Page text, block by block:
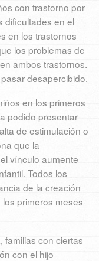
con trastorno por
dificultades en el
en los trastornos
los problemas de
ambos trastornos.
desapercibido.
en los primeros
podido presentar
de estimulación o
que la
vínculo aumente
Todos los
de la creación
primeros meses
familias con ciertas
con el hijo